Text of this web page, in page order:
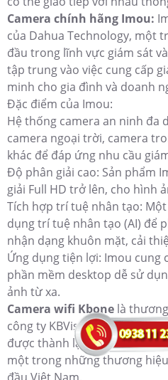
Camera chính hãng Imou:
của Dahua Technology, một
đầu trong lĩnh vực giám sát
tập trung vào việc cung cấp
minh cho gia đình và doanh
Đặc điểm của Imou:
Hệ thống camera an ninh đa
camera ngoại trời, camera
khác để đáp ứng nhu cầu
Độ phân giải cao: Sản phẩm
giải Full HD trở lên, cho hình
Tích hợp trí tuệ nhân tạo:
dụng trí tuệ nhân tạo (AI) để
nhận dạng khuôn mặt, cải
Ứng dụng tiện lợi: Imou cung
phần mềm desktop dễ sử
ảnh từ xa.
Camera wifi Kbone là
công ty KBVision, một tập
được thành lập vào năm
một trong những thương